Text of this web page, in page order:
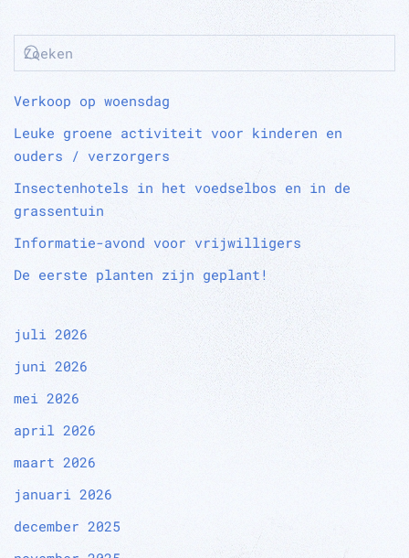
Verkoop op woensdag
Leuke groene activiteit voor kinderen en
ouders / verzorgers
Insectenhotels in het voedselbos en in de
grassentuin
Informatie-avond voor vrijwilligers
De eerste planten zijn geplant!
juli 2026
juni 2026
mei 2026
april 2026
maart 2026
januari 2026
december 2025